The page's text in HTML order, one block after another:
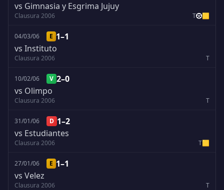
vs Gimnasia y Esgrima Jujuy
Clausura 2006 T 🟨
04/03/06 E 1–1
vs Instituto
Clausura 2006 T
10/02/06 V 2–0
vs Olimpo
Clausura 2006 T
31/01/06 D 1–2
vs Estudiantes
Clausura 2006 T🟨
27/01/06 E 1–1
vs Velez
Clausura 2006 T